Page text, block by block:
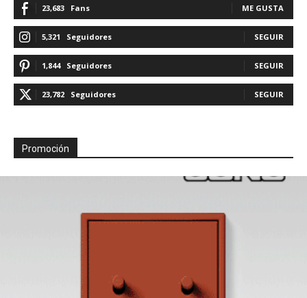
23,683 Fans ME GUSTA
5,321 Seguidores SEGUIR
1,844 Seguidores SEGUIR
23,782 Seguidores SEGUIR
Promoción